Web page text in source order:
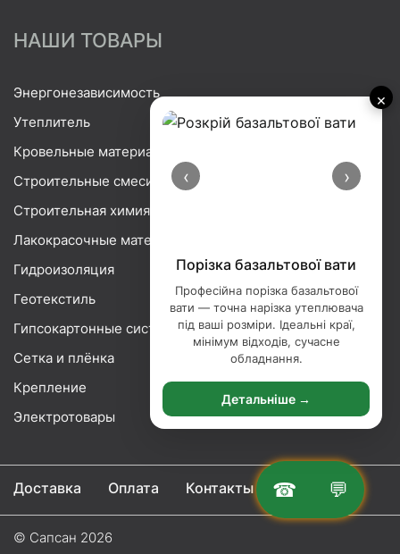
☎ 💬
×
‹ ›
Порізка базальтової вати
Професійна порізка базальтової
вати — точна нарізка утеплювача
під ваші розміри. Ідеальні краї,
мінімум відходів, сучасне
обладнання.
Детальніше →
НАШИ ТОВАРЫ
Энергонезависимость
Утеплитель
Кровельные материалы
Строительные смеси
Строительная химия
Лакокрасочные материалы
Гидроизоляция
Геотекстиль
Гипсокартонные системы
Сетка и плёнка
Крепление
Электротовары
Доставка Оплата Контакты
© Сапсан 2026